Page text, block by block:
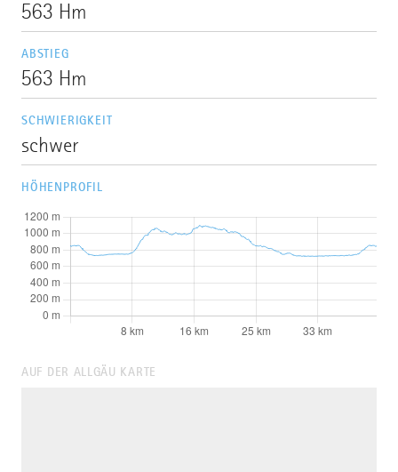
563 Hm
ABSTIEG
563 Hm
SCHWIERIGKEIT
schwer
HÖHENPROFIL
AUF DER ALLGÄU KARTE